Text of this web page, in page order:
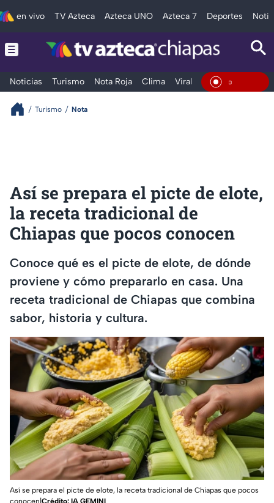
en vivo TV Azteca Azteca UNO Azteca 7 Deportes
Noticias Turismo Nota Roja Clima Viral y Tendencia En Vivo
Turismo Nota
Así se prepara el picte de elote,
la receta tradicional de
Chiapas que pocos conocen
Conoce qué es el picte de elote, de dónde
proviene y cómo prepararlo en casa. Una
receta tradicional de Chiapas que combina
sabor, historia y cultura.
Así se prepara el picte de elote, la receta tradicional de Chiapas que pocos
conocen| Crédito: IA GEMINI